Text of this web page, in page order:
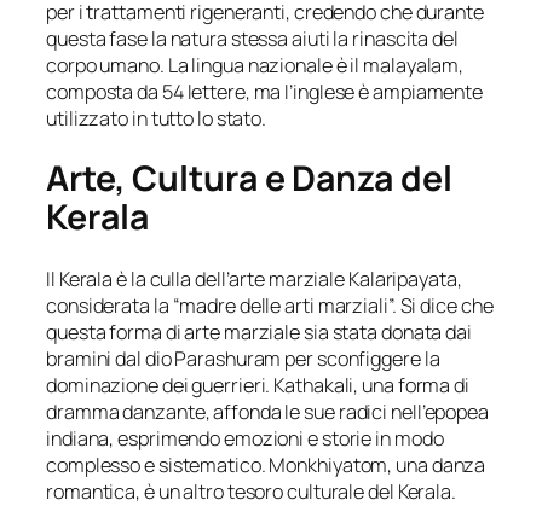
per i trattamenti rigeneranti, credendo che durante
questa fase la natura stessa aiuti la rinascita del
corpo umano. La lingua nazionale è il malayalam,
composta da 54 lettere, ma l’inglese è ampiamente
utilizzato in tutto lo stato.
Arte, Cultura e Danza del
Kerala
Il Kerala è la culla dell’arte marziale Kalaripayata,
considerata la “madre delle arti marziali”. Si dice che
questa forma di arte marziale sia stata donata dai
bramini dal dio Parashuram per sconfiggere la
dominazione dei guerrieri. Kathakali, una forma di
dramma danzante, affonda le sue radici nell’epopea
indiana, esprimendo emozioni e storie in modo
complesso e sistematico. Monkhiyatom, una danza
romantica, è un altro tesoro culturale del Kerala.